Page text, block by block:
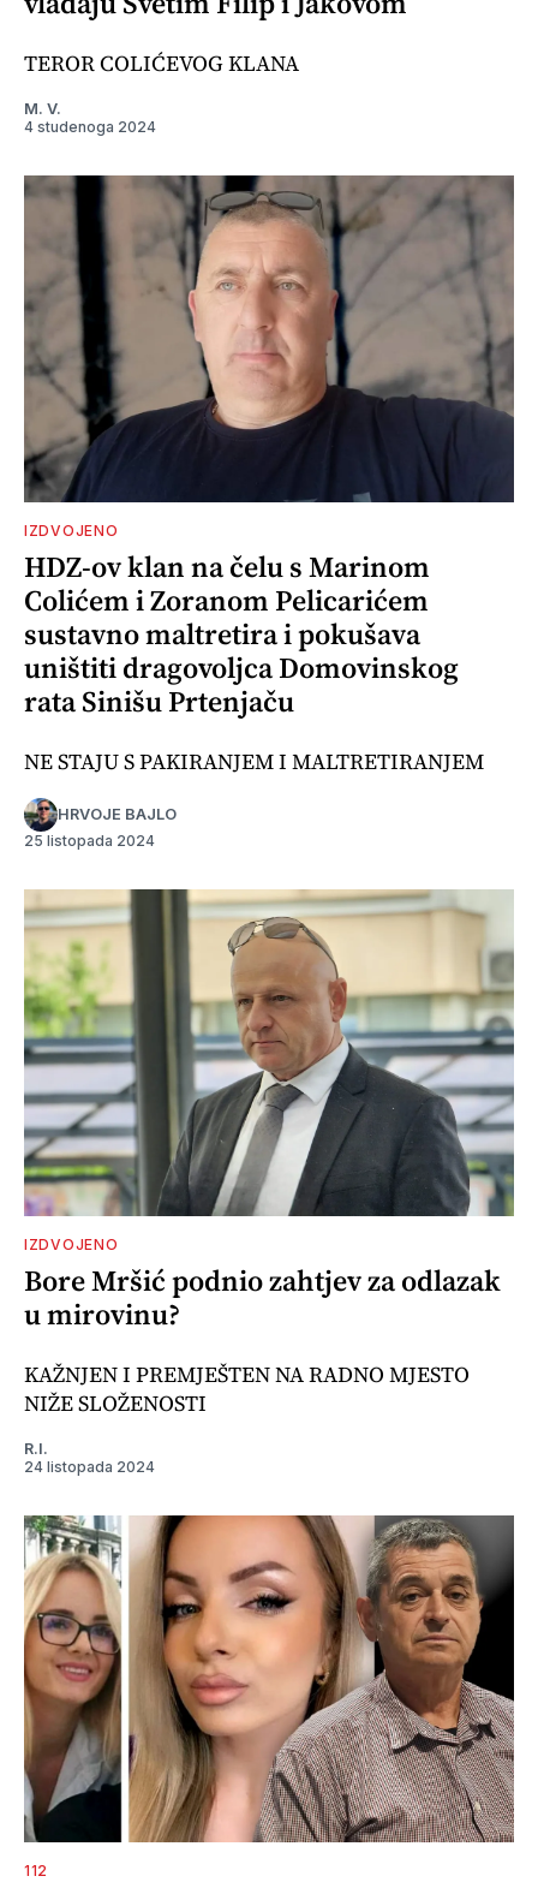
TEROR COLIĆEVOG KLANA
M. V.
4 studenoga 2024
IZDVOJENO
HDZ-ov klan na čelu s Marinom
Colićem i Zoranom Pelicarićem
sustavno maltretira i pokušava
uništiti dragovoljca Domovinskog
rata Sinišu Prtenjaču
NE STAJU S PAKIRANJEM I MALTRETIRANJEM
HRVOJE BAJLO
25 listopada 2024
IZDVOJENO
Bore Mršić podnio zahtjev za odlazak
u mirovinu?
KAŽNJEN I PREMJEŠTEN NA RADNO MJESTO
NIŽE SLOŽENOSTI
R.I.
24 listopada 2024
112